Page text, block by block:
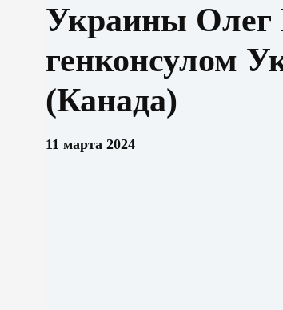
Украины Олег
генконсулом
(Канада)
11 марта 2024